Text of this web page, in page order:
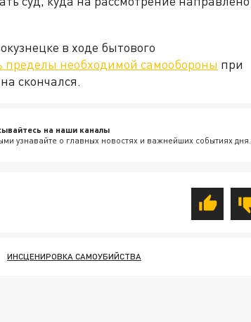
в ходе бытового
необходимой самообороны при
скончался.
на наши каналы
узнавайте о главных новостях и важнейших событиях дня.
ИНСЦЕНИРОВКА САМОУБИЙСТВА